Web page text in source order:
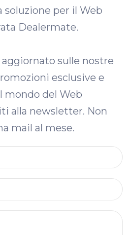
soluzione per il Web
Dealermate.
sulle nostre
esclusive e
mondo del Web
alla newsletter. Non
mail al mese.